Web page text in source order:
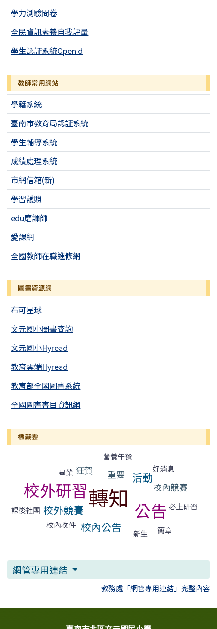
學力測驗問卷
全民資訊素養自我評量
學生認証系統Openid
教師常用網站
學籍系統
臺南市教育局認証系統
學生輔導系統
成績處理系統
市網信箱(新)
學習護照
edu磨課師
愛課網
全國教師在職進修網
圖書資源網
布可星球
文元國小圖書查詢
文元國小Hyread
教育雲端Hyread
教育部全國圖書系統
全國圖書書目資訊網
標籤雲
營養午餐
畢業 狂賀 重要 好消息
校外研習
活動
轉知 校內競賽
課後社團 校外競賽 公告 必上研習
校內收件 校內公告 新生 簡章
網管專用連結
教務處「網管專用連結」完整內容